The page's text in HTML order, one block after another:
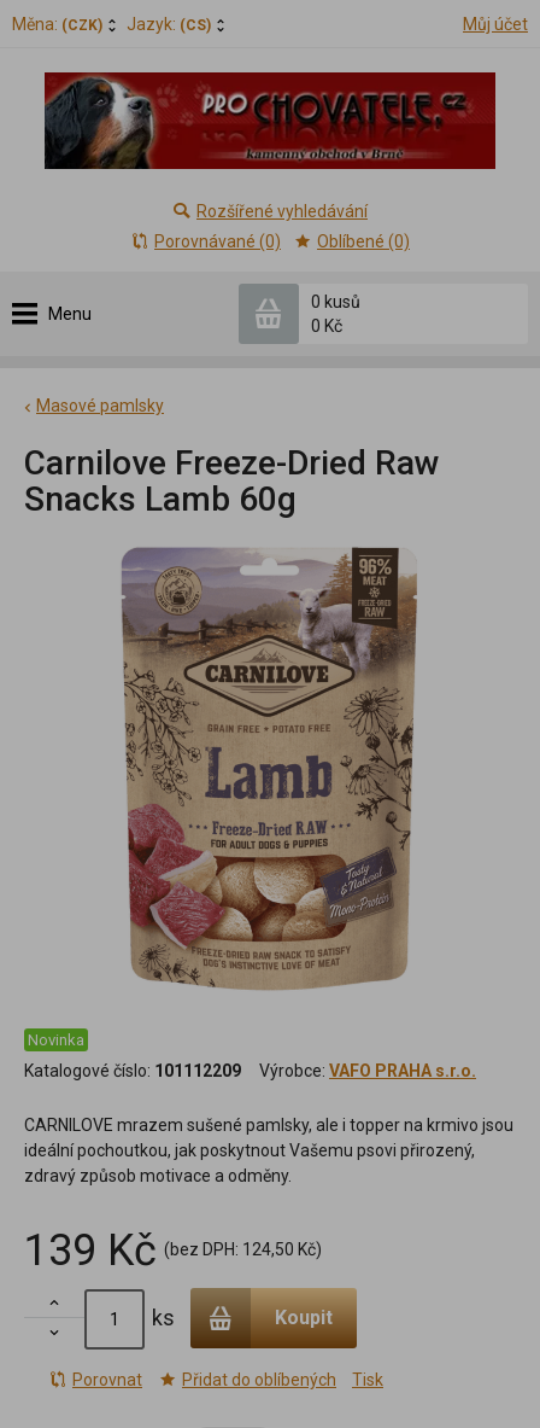
Měna: (CZK) Jazyk: (CS) Můj účet
Menu
0 kusů
0 Kč
Rozšířené vyhledávání
Porovnávané (0)
Oblíbené (0)
Masové pamlsky
Carnilove Freeze-Dried Raw
Snacks Lamb 60g
Novinka
Katalogové číslo: 101112209 Výrobce: VAFO PRAHA s.r.o.
CARNILOVE mrazem sušené pamlsky, ale i topper na krmivo jsou
ideální pochoutkou, jak poskytnout Vašemu psovi přirozený,
zdravý způsob motivace a odměny.
139 Kč (bez DPH: 124,50 Kč)


ks Koupit
Porovnat Přidat do oblíbených Tisk